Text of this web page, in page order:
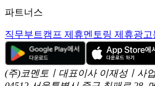
파트너스
직무부트캠프 제휴멘토링 제휴광고
(주)코멘토ㅣ대표이사 이재성ㅣ사